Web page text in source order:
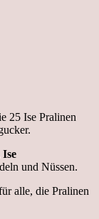
25 Ise Pralinen
Ise
und Nüssen.
alle, die Pralinen